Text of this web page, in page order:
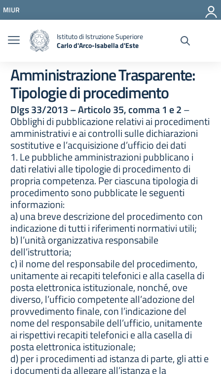
Vai al menu di navigazione
Vai al footer
MIUR
Istituto di Istruzione Superiore
Carlo d'Arco-Isabella d'Este
Amministrazione Trasparente:
Tipologie di procedimento
Dlgs 33/2013 – Articolo 35, comma 1 e 2–
Obblighi di pubblicazione relativi ai procedimenti
amministrativi e ai controlli sulle dichiarazioni
sostitutive e l’acquisizione d’ufficio dei dati
1. Le pubbliche amministrazioni pubblicano i
dati relativi alle tipologie di procedimento di
propria competenza. Per ciascuna tipologia di
procedimento sono pubblicate le seguenti
informazioni:
a) una breve descrizione del procedimento con
indicazione di tutti i riferimenti normativi utili;
b) l’unità organizzativa responsabile
dell’istruttoria;
c) il nome del responsabile del procedimento,
unitamente ai recapiti telefonici e alla casella di
posta elettronica istituzionale, nonché, ove
diverso, l’ufficio competente all’adozione del
provvedimento finale, con l’indicazione del
nome del responsabile dell’ufficio, unitamente
ai rispettivi recapiti telefonici e alla casella di
posta elettronica istituzionale;
d) per i procedimenti ad istanza di parte, gli atti e
i documenti da allegare all’istanza e la